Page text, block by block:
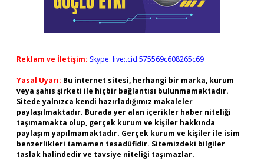
Reklam ve İletişim: Skype: live:.cid.575569c608265c69
Yasal Uyarı: Bu internet sitesi, herhangi bir marka, kurum
veya şahıs şirketi ile hiçbir bağlantısı bulunmamaktadır.
Sitede yalnızca kendi hazırladığımız makaleler
paylaşılmaktadır. Burada yer alan içerikler haber niteliği
taşımamakta olup, gerçek kurum ve kişiler hakkında
paylaşım yapılmamaktadır. Gerçek kurum ve kişiler ile isim
benzerlikleri tamamen tesadüfidir. Sitemizdeki bilgiler
taslak halindedir ve tavsiye niteliği taşımazlar.